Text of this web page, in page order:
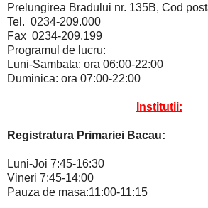
Prelungirea Bradului nr. 135B, Cod
Tel. 0234-209.000
Fax 0234-209.199
Programul de lucru:
Luni-Sambata: ora 06:00-22:00
Duminica: ora 07:00-22:00
Institutii:
Registratura Primariei Bacau:
Luni-Joi 7:45-16:30
Vineri 7:45-14:00
Pauza de masa:11:00-11:15